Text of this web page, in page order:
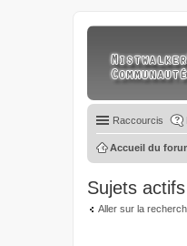
Raccourcis
Accueil du
Sujets actifs
Aller sur la